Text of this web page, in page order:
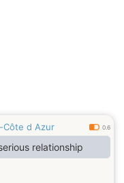
Côte d Azur 0.6
relationship